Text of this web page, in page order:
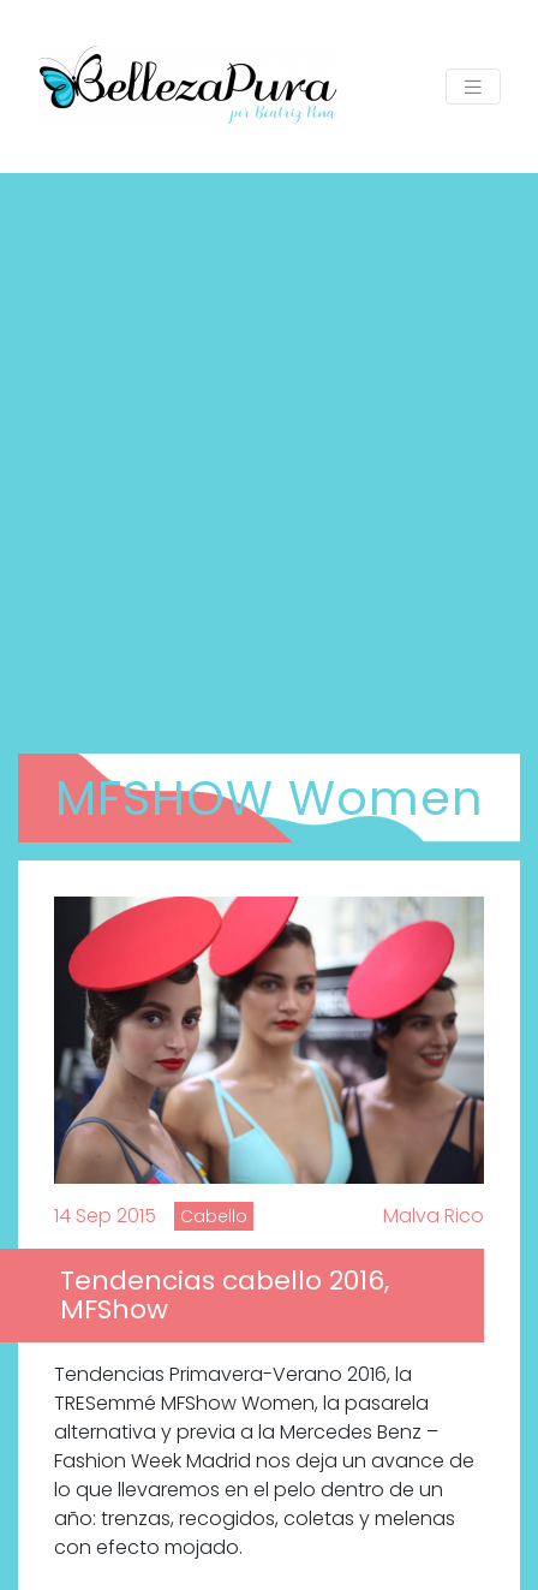
MFSHOW Women
14 Sep 2015 Cabello Malva Rico
Tendencias cabello 2016,
MFShow
Tendencias Primavera-Verano 2016, la
TRESemmé MFShow Women, la pasarela
alternativa y previa a la Mercedes Benz –
Fashion Week Madrid nos deja un avance de
lo que llevaremos en el pelo dentro de un
año: trenzas, recogidos, coletas y melenas
con efecto mojado.